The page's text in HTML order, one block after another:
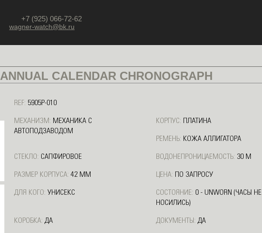
+7 (925) 066-72-62
wagner-watch@bk.ru
ANNUAL CALENDAR CHRONOGRAPH
REF: 5905P-010
МЕХАНИЗМ: МЕХАНИКА С
АВТОПОДЗАВОДОМ
КОРПУС: ПЛАТИНА
РЕМЕНЬ: КОЖА АЛЛИГАТОРА
СТЕКЛО: САПФИРОВОЕ ВОДОНЕПРОНИЦАЕМОСТЬ: 30 М
РАЗМЕР КОРПУСА: 42 ММ ЦЕНА: ПО ЗАПРОСУ
ДЛЯ КОГО: УНИСЕКС СОСТОЯНИЕ: 0 - UNWORN (ЧАСЫ НЕ
НОСИЛИСЬ)
КОРОБКА: ДА ДОКУМЕНТЫ: ДА